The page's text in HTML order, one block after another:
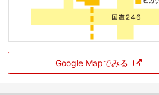
Google Mapでみる